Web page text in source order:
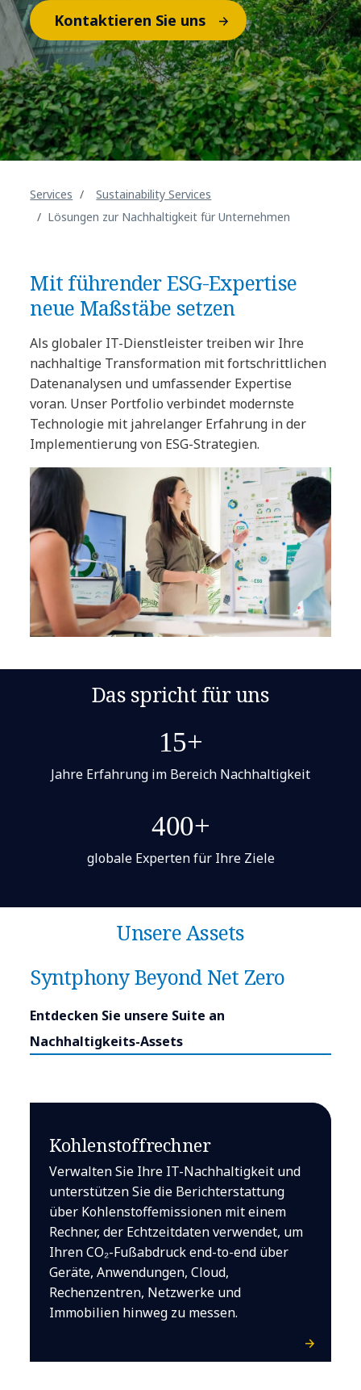
Kontaktieren Sie uns
Services
Sustainability Services
Lösungen zur Nachhaltigkeit für Unternehmen
Mit führender ESG-Expertise
neue Maßstäbe setzen
Als globaler IT-Dienstleister treiben wir Ihre
nachhaltige Transformation mit fortschrittlichen
Datenanalysen und umfassender Expertise
voran. Unser Portfolio verbindet modernste
Technologie mit jahrelanger Erfahrung in der
Implementierung von ESG-Strategien.
Das spricht für uns
15+
Jahre Erfahrung im Bereich Nachhaltigkeit
400+
globale Experten für Ihre Ziele
Unsere Assets
Syntphony Beyond Net Zero
Entdecken Sie unsere Suite an
Nachhaltigkeits-Assets
Kohlenstoffrechner
Verwalten Sie Ihre IT-Nachhaltigkeit und
unterstützen Sie die Berichterstattung
über Kohlenstoffemissionen mit einem
Rechner, der Echtzeitdaten verwendet, um
Ihren CO₂-Fußabdruck end-to-end über
Geräte, Anwendungen, Cloud,
Rechenzentren, Netzwerke und
Immobilien hinweg zu messen.